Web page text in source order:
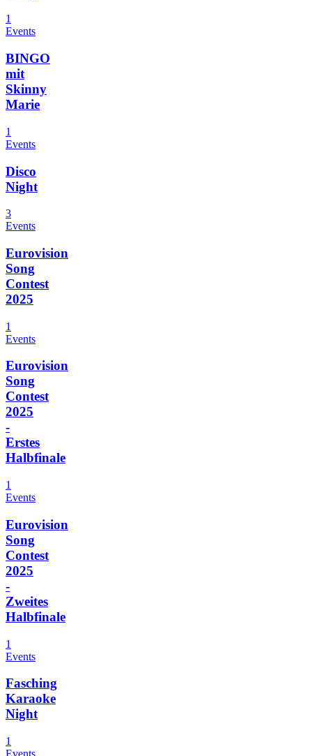
1
Events
BINGO
mit
Skinny
Marie
1
Events
Disco
Night
3
Events
Eurovision
Song
Contest
2025
1
Events
Eurovision
Song
Contest
2025
-
Erstes
Halbfinale
1
Events
Eurovision
Song
Contest
2025
-
Zweites
Halbfinale
1
Events
Fasching
Karaoke
Night
1
Events